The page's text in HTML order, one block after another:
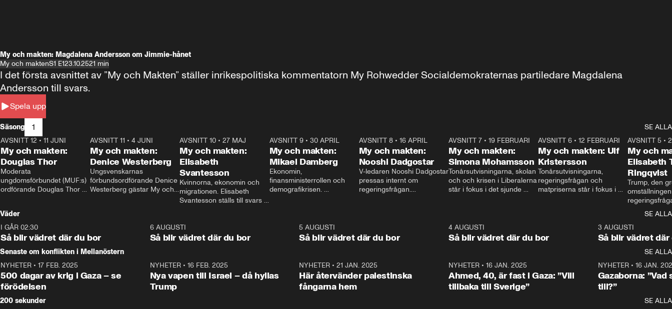
My och makten: Magdalena Andersson om Jimmie-hånet
My och maktenS1 E123.10.2521 min
Spela upp
I det första avsnittet av ”My och Makten” ställer inrikespolitiska kommentatorn My Rohwedder Socialdemokraternas partiledare Magdalena
Andersson till svars.
Säsong 1
SE ALLA
26:27
AVSNITT 12 • 11 JUNI
My och makten:
Douglas Thor
Moderata
ungdomsförbundet (MUF:s)
ordförande Douglas Thor
tonårsutvisningarna och hur
Moderaterna ska locka
väljare till valet i höst.
23:40
AVSNITT 11 •4 JUNI
My och makten:
Denice Westerberg
Ungsvenskarnas
förbundsordförande Denice
Westerberg gästar My och
AVSNITT 10 •27 MAJ
My och makten:
Elisabeth
Svantesson
Kvinnorna, ekonomin och
migrationen. Elisabeth
Svantesson ställs till svars
AVSNITT 9• 30 APRIL
My och makten:
Mikael Damberg
Ekonomin,
finansministerrollen och
demografikrisen.
och Makten.
AVSNITT 8• 16 APRIL
My och makten:
Nooshi Dadgostar
V-ledaren Nooshi Dadgostar
pressas internt om
regeringsfrågan.
– Vi ställer upp i val. Ska vi
vara med så sitter vi förstås
24:30
AVSNITT 7• 19 FEBRUARI
My och makten:
Simona Mohamsson
Tonårsutvisningarna, skolan
och och krisen i Liberalerna
står i fokus i det sjunde
kommentator My
Rohwedder ställer
utbildnings- och
Mohamsson till svars.
27:30
AVSNITT 6 •12 FEBRUARI
My och makten: Ulf
Kristersson
Tonårsutvisningarna,
regeringsfrågan och
matpriserna står i fokus i
Rohwedder ställer
statsminister Ulf Kristersson
AVSNITT 5 •
My och
Elisabeth
Ringqvist
Trump, den
centrum i
avsnittet av
Makten”. Se
Aftonbladets
Rohwedder
Thand Ring
Väder
SE ALLA
I GÅR 02:30
Så blir vädret där du bor
1:06
6 AUGUSTI
Så blir vädret där du bor
5 AUGUSTI
Så blir vädret där du bor
4 AUGUSTI
Så blir vädret där du bor
3 AUGUSTI
Så blir vädret där
Senaste om konflikten i Mellanöstern
SE ALLA
NYHETER • 17 FEB. 2025
500 dagar av krig i Gaza – se
förödelsen
NYHETER• 16 FEB. 2025
Nya vapen till Israel – då hyllas
Trump
NYHETER •21 JAN. 2025
Här återvänder palestinska
fångarna hem
NYHETER• 16 JAN. 2025
Ahmed, 40, är fast i Gaza: ”Vill
tillbaka till Sverige”
NYHETER• 16 JAN.
Gazaborna:
till?”
200 sekunder
SE ALLA